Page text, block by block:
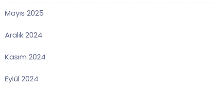
Mayıs 2025
Aralık 2024
Kasım 2024
Eylül 2024